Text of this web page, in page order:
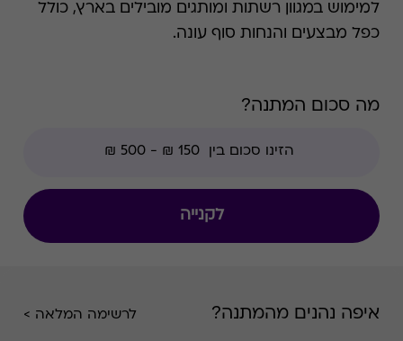
למימוש במגוון רשתות ומותגים מובילים בארץ, כולל
כפל מבצעים והנחות סוף עונה.
מה סכום המתנה?
לקנייה
איפה נהנים מהמתנה? לרשימה המלאה >